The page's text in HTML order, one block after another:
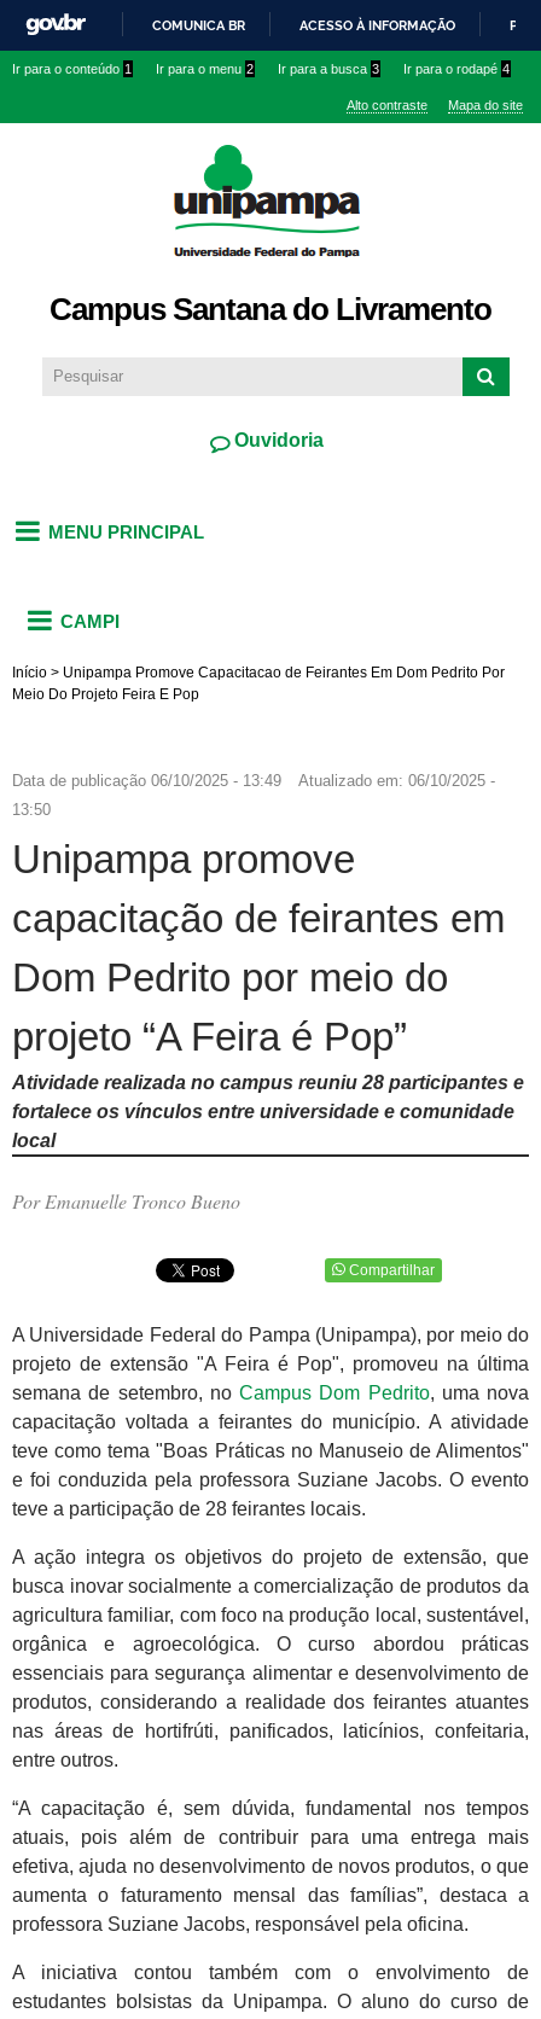
conteúdo
IR
O
COMUNICA BR ACESSO À INFORMAÇÃO
Ir para o conteúdo 1 Ir para o menu 2 Ir para a busca 3 Ir para o rodapé 4
Alto contraste Mapa do site
Campus Santana do Livramento
Ouvidoria
MENU PRINCIPAL
CAMPI
Início > Unipampa Promove Capacitacao de Feirantes Em Dom Pedrito Por
Meio Do Projeto Feira E Pop
Data de publicação 06/10/2025 - 13:49 Atualizado em: 06/10/2025 -
13:50
Unipampa promove
capacitação de feirantes em
Dom Pedrito por meio do
projeto “A Feira é Pop”
Atividade realizada no campus reuniu 28 participantes e
fortalece os vínculos entre universidade e comunidade
local
Por Emanuelle Tronco Bueno
Compartilhar
A Universidade Federal do Pampa (Unipampa), por meio do
projeto de extensão "A Feira é Pop", promoveu na última
semana de setembro, no Campus Dom Pedrito, uma nova
capacitação voltada a feirantes do município. A atividade
teve como tema "Boas Práticas no Manuseio de Alimentos"
e foi conduzida pela professora Suziane Jacobs. O evento
teve a participação de 28 feirantes locais.
A ação integra os objetivos do projeto de extensão, que
busca inovar socialmente a comercialização de produtos da
agricultura familiar, com foco na produção local, sustentável,
orgânica e agroecológica. O curso abordou práticas
essenciais para segurança alimentar e desenvolvimento de
produtos, considerando a realidade dos feirantes atuantes
nas áreas de hortifrúti, panificados, laticínios, confeitaria,
entre outros.
“A capacitação é, sem dúvida, fundamental nos tempos
atuais, pois além de contribuir para uma entrega mais
efetiva, ajuda no desenvolvimento de novos produtos, o que
aumenta o faturamento mensal das famílias”, destaca a
professora Suziane Jacobs, responsável pela oficina.
A iniciativa contou também com o envolvimento de
estudantes bolsistas da Unipampa. O aluno do curso de